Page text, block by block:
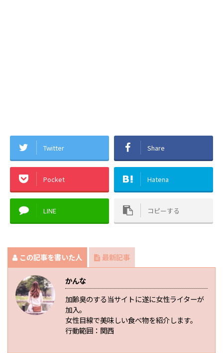
Twitter Share
Pocket Hatena
LINE コピーする
この記事を書いた人 最新記事
かんな
加齢臭のする当サイトに遂に女性ライターが
加入。
女性目線で美味しい食べ物を紹介します。
行動範囲：関西